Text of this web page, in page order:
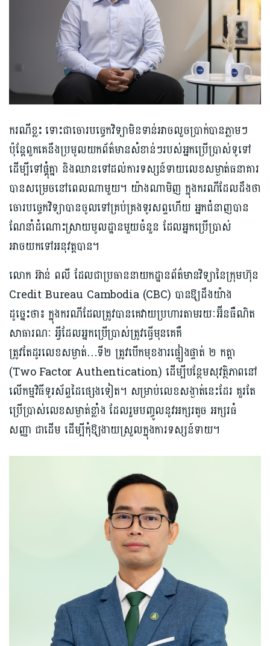
ករណីខ្លះ ទោះជាចោរបច្ចេកវិទ្យាមិនទាន់អាចលួចប្រាក់បានភ្លាមៗ
ប៉ុន្តែពួកគេនឹងប្រមូលយកព័ត៌មានសំខាន់ៗរបស់អ្នកប្រើប្រាស់ទូទៅ
ដើម្បីទៅផ្គុំគ្នា និងឈានទៅដល់ការទស្សន៍ទាយលេខសម្ងាត់ធនាគារ
បានសម្រេចនៅពេលណាមួយ។ យ៉ាងណាមិញ ក្នុងករណីដែលដឹងថា
ចោរបច្ចេកវិទ្យាបានចូលទៅគ្រប់គ្រងទូរសព្ទហើយ អ្នក​ជំនាញ​បាន
ណែនាំដំណោះស្រាយមូលដ្ឋានមួយចំនួន ដែលអ្នកប្រើប្រាស់
អាចយកទៅអនុវត្តបាន។
លោក អ៊ាន់ ពលី ដែលជាប្រធាននាយកដ្ឋានព័ត៌មានវិទ្យានៃក្រុមហ៊ុន
Credit Bureau Cambodia (CBC) បានឱ្យដឹងយ៉ាង
ដូច្នេះថា៖ ក្នុងករណីដែលត្រូវបានគេវាយប្រហារតាមរយៈអ៊ីនធឺណិត​
សាធារណៈ អ្វីដែលអ្នកប្រើប្រាស់ត្រូវធ្វើមុនគេគឺ
ត្រូវតែដូរលេខសម្ងាត់…ទី២ ត្រូវបើក​មុខងារ​ផ្ទៀងផ្ទាត់ ២ កត្តា
(Two Factor Authentication) ដើម្បីបន្ថែមសុវត្ថិភាពនៅ
លើកម្មវិធីទូរស័ព្ទដៃផ្សេងទៀត។ សម្រាប់លេខសង្ងាត់នេះដែរ គួរតែ
ប្រើប្រាស់លេខសម្ងាត់ខ្លាំង ដែលរួមបញ្ចូលនូវ​អក្សរតូច អក្សរធំ
សញ្ញា ជាដើម ដើម្បីកុំឱ្យងាយស្រួលក្នុងការទស្សន៍ទាយ។